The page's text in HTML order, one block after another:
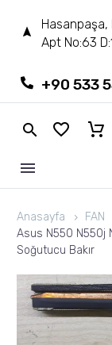
Hasanpaşa,
Apt No:63
+90 533
Anasayfa
FAN
Asus N550 N550j
Soğutucu Bakır